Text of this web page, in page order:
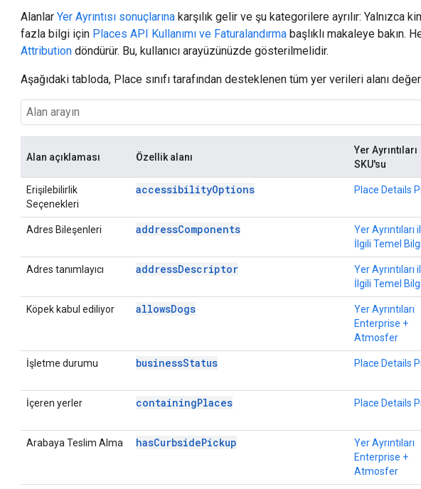
Alanlar Yer Ayrıntısı sonuçlarına karşılık gelir ve şu kategorilere ayrılır: Yalnızca
fazla bilgi için Places API Kullanımı ve Faturalandırma başlıklı makaleye bakın.
Attribution döndürür. Bu, kullanıcı arayüzünüzde gösterilmelidir.
Aşağıdaki tabloda, Place sınıfı tarafından desteklenen tüm yer verileri alanı
Alan açıklaması Özellik alanı
Yer Ayrıntıları
SKU'su
Erişilebilirlik
Seçenekleri
accessibilityOptions Place Details
Adres Bileşenleri addressComponents
Yer Ayrıntıları
İlgili Temel
Adres tanımlayıcı addressDescriptor
Yer Ayrıntıları
İlgili Temel
Köpek kabul ediliyor allowsDogs
Yer Ayrıntıları
Enterprise +
Atmosfer
İşletme durumu businessStatus Place Details
İçeren yerler containingPlaces Place Details
Arabaya Teslim Alma hasCurbsidePickup
Yer Ayrıntıları
Enterprise +
Atmosfer